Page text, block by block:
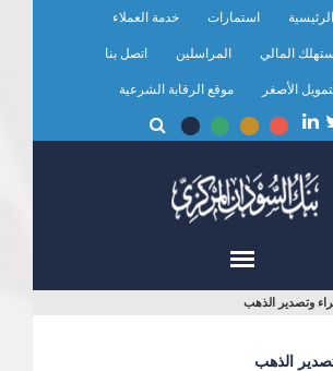
استمارات خدمة العملاء
المالي المراسلين اتصل بنا
الأصغر موقع الرقابة الشرعية
وتصدير الذهب
الذهب